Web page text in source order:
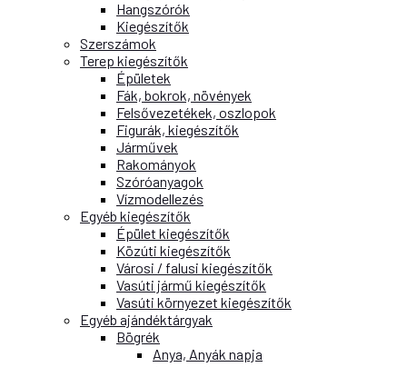
Hangszórók
Kiegészítők
Szerszámok
Terep kiegészítők
Épületek
Fák, bokrok, növények
Felsővezetékek, oszlopok
Figurák, kiegészítők
Járművek
Rakományok
Szóróanyagok
Vízmodellezés
Egyéb kiegészítők
Épület kiegészítők
Közúti kiegészítők
Városi / falusi kiegészítők
Vasúti jármű kiegészítők
Vasúti környezet kiegészítők
Egyéb ajándéktárgyak
Bögrék
Anya, Anyák napja